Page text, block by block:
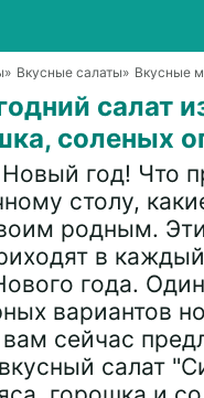
» Вкусные салаты» Вкусные
салат
соленых
год! Что
столу,
родным.
в
года.
вариантов
сейчас
салат